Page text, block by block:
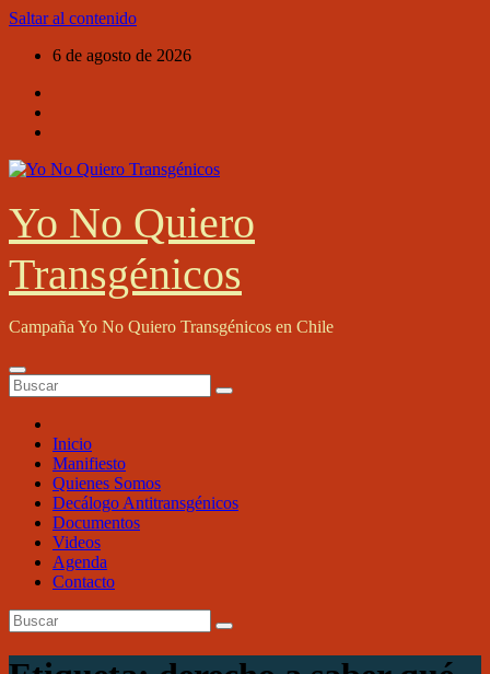
Saltar al contenido
6 de agosto de 2026
Yo No Quiero
Transgénicos
Campaña Yo No Quiero Transgénicos en Chile
Inicio
Manifiesto
Quienes Somos
Decálogo Antitransgénicos
Documentos
Videos
Agenda
Contacto